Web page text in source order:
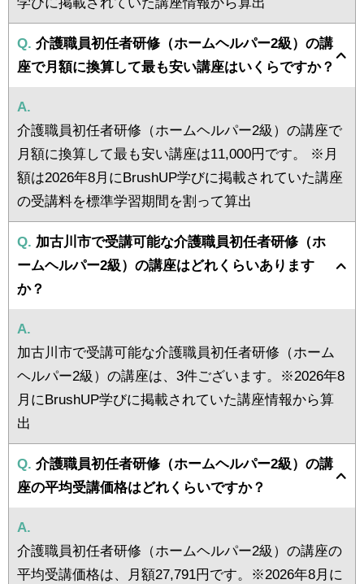
Q. 介護職員初任者研修（ホームヘルパー2級）の講
座で月額に換算して最も安い講座はいくらですか？
A.
介護職員初任者研修（ホームヘルパー2級）の講座で
月額に換算して最も安い講座は11,000円です。 ※月
額は2026年8月にBrushUP学びに掲載されていた講座
の受講料を標準学習期間を割って算出
Q. 加古川市で受講可能な介護職員初任者研修（ホ
ームヘルパー2級）の講座はどれくらいあります
か？
A.
加古川市で受講可能な介護職員初任者研修（ホーム
ヘルパー2級）の講座は、3件ございます。※2026年8
月にBrushUP学びに掲載されていた講座情報から算
出
Q. 介護職員初任者研修（ホームヘルパー2級）の講
座の平均受講価格はどれくらいですか？
A.
介護職員初任者研修（ホームヘルパー2級）の講座の
平均受講価格は、月額27,791円です。※2026年8月に